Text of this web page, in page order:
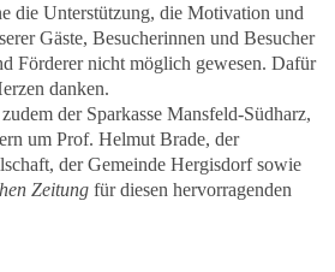
die Unterstützung, die Motivation und
Gäste, Besucherinnen und Besucher
Förderer nicht möglich gewesen. Dafür
danken.
der Sparkasse Mansfeld-Südharz,
um Prof. Helmut Brade, der
der Gemeinde Hergisdorf sowie
Zeitungfür diesen hervorragenden